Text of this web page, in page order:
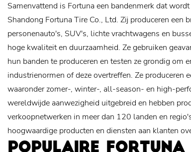
Samenvattend is Fortuna een bandenmerk dat
Shandong Fortuna Tire Co., Ltd. Zij produceren een
personenauto's, SUV's, lichte vrachtwagens en
hoge kwaliteit en duurzaamheid. Ze gebruiken
hun banden te produceren en testen ze grondig om
industrienormen of deze overtreffen. Ze produceren
waaronder zomer-, winter-, all-season- en high-
wereldwijde aanwezigheid uitgebreid en hebben
verkoopnetwerken in meer dan 120 landen en
hoogwaardige producten en diensten aan klanten
POPULAIRE